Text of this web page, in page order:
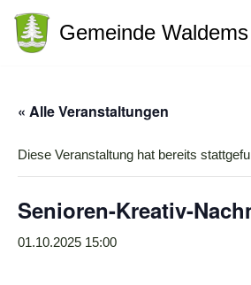
Zum
Gemeinde Waldems
« Alle Veranstaltungen
Diese Veranstaltung hat bereits
Senioren-Kreativ-
01.10.2025 15:00